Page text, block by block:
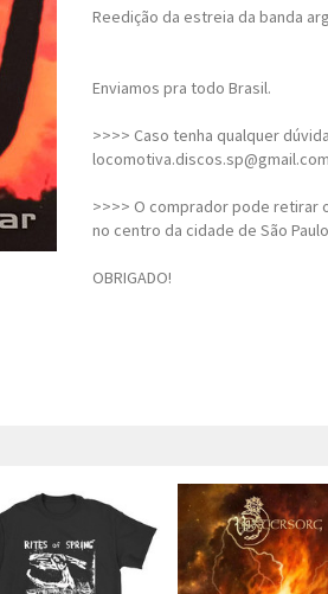
Reedição da estreia da banda
Enviamos pra todo Brasil.
>>>> Caso tenha qualquer
locomotiva.discos.sp@gmail.com
>>>> O comprador pode retirar
no centro da cidade de São
OBRIGADO!